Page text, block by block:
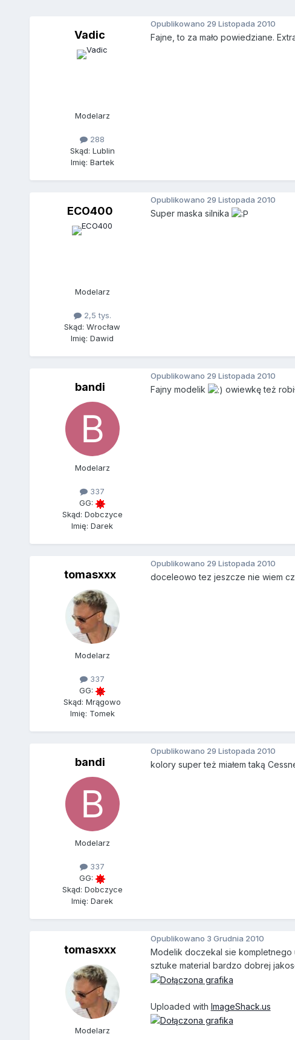
Vadic
Modelarz
288
Skąd: Lublin
Imię: Bartek
Opublikowano 29 Listopada 2010
Fajne, to za mało powiedziane.
ECO400
Modelarz
2,5 tys.
Skąd: Wrocław
Imię: Dawid
Opublikowano 29 Listopada 2010
Super maska silnika
bandi
Modelarz
337
GG:
Skąd: Dobczyce
Imię: Darek
Opublikowano 29 Listopada 2010
Fajny modelik owiewkę też
tomasxxx
Modelarz
337
GG:
Skąd: Mrągowo
Imię: Tomek
Opublikowano 29 Listopada 2010
doceleowo tez jeszcze nie wiem
bandi
Modelarz
337
GG:
Skąd: Dobczyce
Imię: Darek
Opublikowano 29 Listopada 2010
kolory super też miałem taką
tomasxxx
Modelarz
Opublikowano 3 Grudnia 2010
Modelik doczekal sie
sztuke material bardzo dobrej
Uploaded with ImageShack.us